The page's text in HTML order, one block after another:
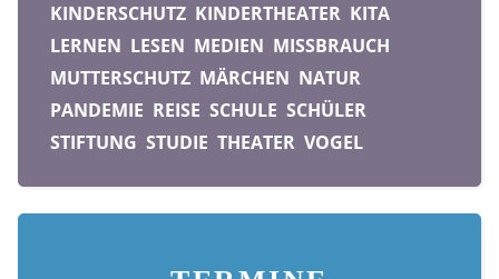
KINDERSCHUTZ KINDERTHEATER KITA
LERNEN LESEN MEDIEN MISSBRAUCH
MUTTERSCHUTZ MÄRCHEN NATUR
PANDEMIE REISE SCHULE SCHÜLER
STIFTUNG STUDIE THEATER VOGEL